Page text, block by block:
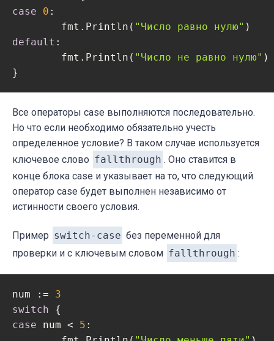
case
0 :
	fmt.Println(
"Число равно нулю"
default :
	fmt.Println(
"Число не равно нулю" )
Все операторы case выполняются последовательно.
Но что если необходимо обязательно учесть
определенное условие? В таком случае используется
ключевое слово fallthrough . Оно ставится в
конце блока case и указывает на то, что следующий
оператор case будет выполнен независимо от
истинности своего условия.
Пример switch-case без переменной для
проверки и с ключевым словом fallthrough :
num := 3
switch
case num < 5 :